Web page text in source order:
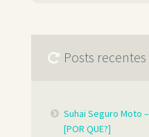
Posts recentes
Suhai Seguro Moto
[POR QUE?]